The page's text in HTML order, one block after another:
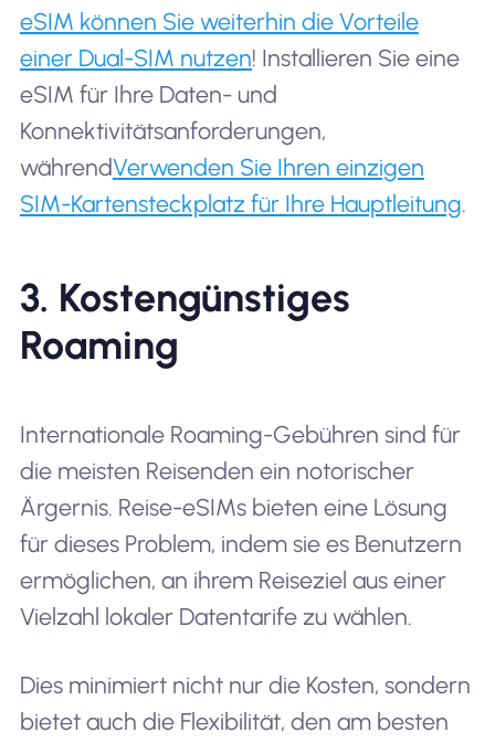
eSIM können Sie weiterhin die Vorteile
einer Dual-SIM nutzen! Installieren Sie eine
eSIM für Ihre Daten- und
Konnektivitätsanforderungen,
währendVerwenden Sie Ihren einzigen
SIM-Kartensteckplatz für Ihre Hauptleitung.
3. Kostengünstiges
Roaming
Internationale Roaming-Gebühren sind für
die meisten Reisenden ein notorischer
Ärgernis. Reise-eSIMs bieten eine Lösung
für dieses Problem, indem sie es Benutzern
ermöglichen, an ihrem Reiseziel aus einer
Vielzahl lokaler Datentarife zu wählen.
Dies minimiert nicht nur die Kosten, sondern
bietet auch die Flexibilität, den am besten